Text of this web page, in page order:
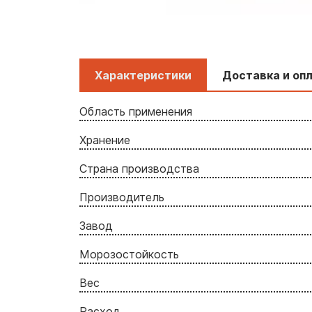
Характеристики Доставка и
Область применения
Хранение
Страна производства
Производитель
Завод
Морозостойкость
Вес